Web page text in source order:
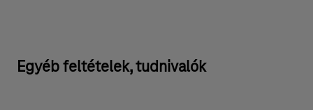
Egyéb feltételek, tudnivalók